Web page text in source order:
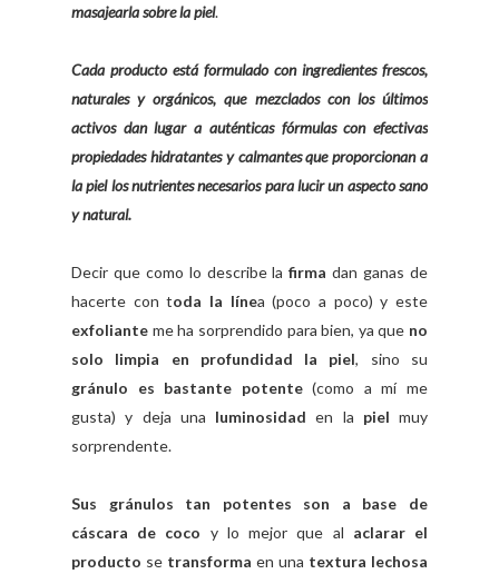
masajearla sobre la piel.
Cada producto está formulado con ingredientes frescos,
naturales y orgánicos, que mezclados con los últimos
activos dan lugar a auténticas fórmulas con efectivas
propiedades hidratantes y calmantes que proporcionan a
la piel los nutrientes necesarios para lucir un aspecto sano
y natural.
Decir que como lo describe la firma dan ganas de
hacerte con toda la línea (poco a poco) y este
exfoliante me ha sorprendido para bien, ya que no
solo limpia en profundidad la piel, sino su
gránulo es bastante potente(como a mí me
gusta) y deja una luminosidad en la piel muy
sorprendente.
Sus gránulos tan potentes son a base de
cáscara de coco y lo mejor que al aclarar el
producto se transforma en una textura lechosa